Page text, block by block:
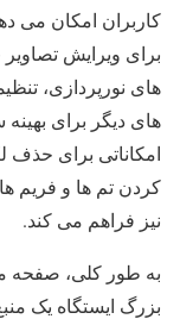
کاربران امکان می
برای ویرایش تصاویر
های نورپردازی،
های دیگر برای
امکاناتی برای
کردن تم ها و فریم
نیز فراهم می کند.
به طور کلی، صفحه
بزرگ ایستگاه یک